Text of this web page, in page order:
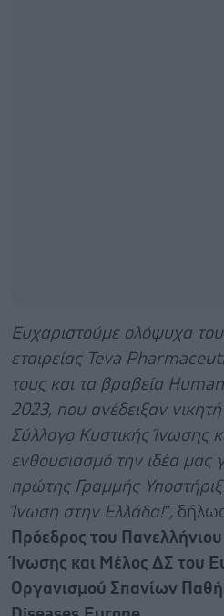
Ευχαριστούμε ολόψυχα
εταιρείας Teva
τους και τα βραβεία
2023, που ανέδειξαν
Σύλλογο Κυστικής Ίνωσης
ενθουσιασμό την ιδέα μας
πρώτης Γραμμής
Ίνωση στην Ελλάδα!”,
Πρόεδρος του
Ίνωσης και Μέλος ΔΣ του
Οργανισμού Σπανίων